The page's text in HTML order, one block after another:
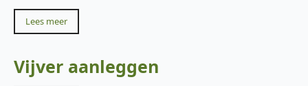
Lees meer
Vijver aanleggen